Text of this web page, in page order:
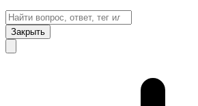
Закрыть